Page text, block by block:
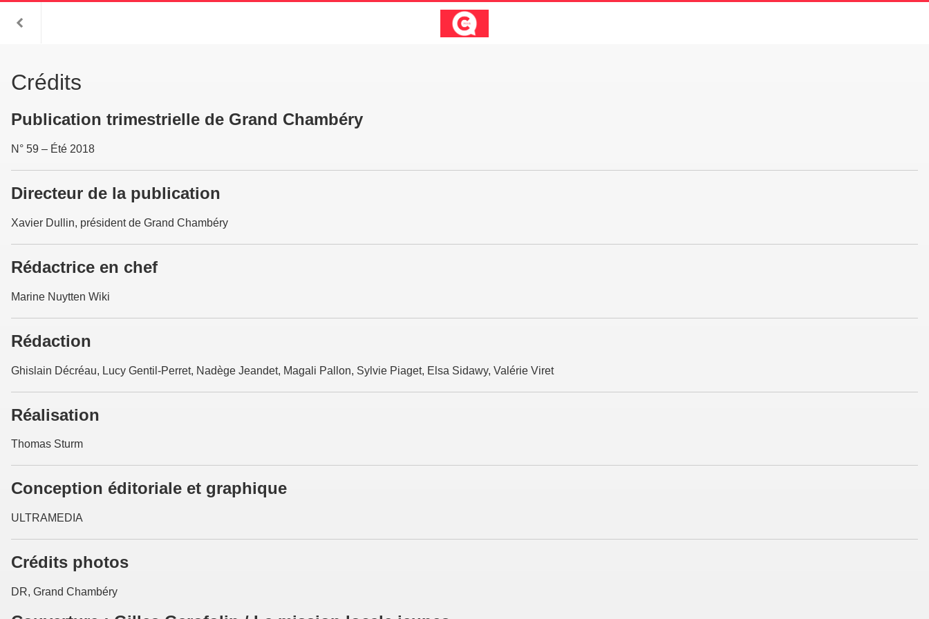
Crédits
Publication trimestrielle de Grand Chambéry
N° 59 – Été 2018
Directeur de la publication
Xavier Dullin, président de Grand Chambéry
Rédactrice en chef
Marine Nuytten Wiki
Rédaction
Ghislain Décréau, Lucy Gentil-Perret, Nadège Jeandet, Magali Pallon, Sylvie Piaget, Elsa Sidawy, Valérie Viret
Réalisation
Thomas Sturm
Conception éditoriale et graphique
ULTRAMEDIA
Crédits photos
DR, Grand Chambéry